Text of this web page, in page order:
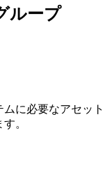
ループ
に必要なアセット
。